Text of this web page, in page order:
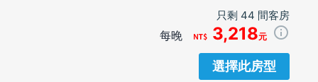
只剩 44 間客房
每晚 3,218元
選擇此房型